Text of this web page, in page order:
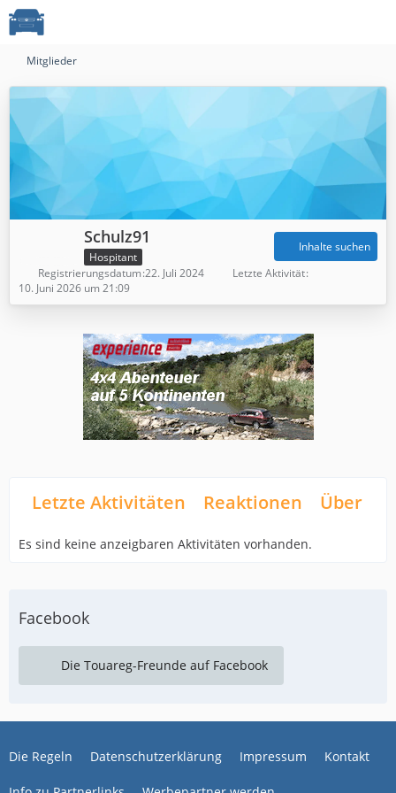
Mitglieder
Schulz91
Hospitant
Inhalte suchen
Registrierungsdatum 22. Juli 2024
Letzte Aktivität
10. Juni 2026 um 21:09
Letzte Aktivitäten Reaktionen Über
Es sind keine anzeigbaren Aktivitäten vorhanden.
Facebook
Die Touareg-Freunde auf Facebook
Die Regeln Datenschutzerklärung Impressum Kontakt